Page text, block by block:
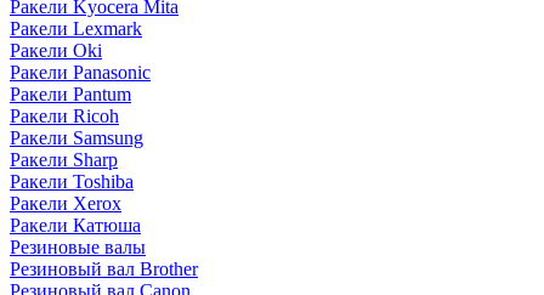
Ракели Kyocera Mita
Ракели Lexmark
Ракели Oki
Ракели Panasonic
Ракели Pantum
Ракели Ricoh
Ракели Samsung
Ракели Sharp
Ракели Toshiba
Ракели Xerox
Ракели Катюша
Резиновые валы
Резиновый вал Brother
Резиновый вал Canon